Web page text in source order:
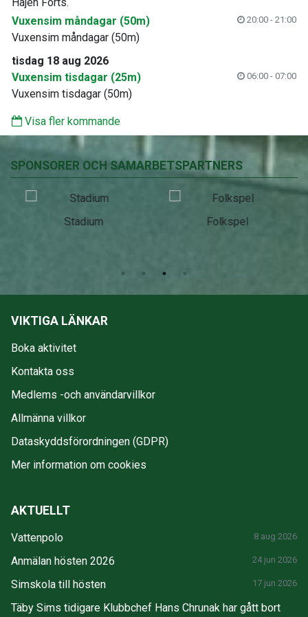
Vuxensim måndagar (50m)
20:00 - 21:00
Vuxensim måndagar (50m)
tisdag 18 aug 2026
Vuxensim tisdagar (25m)
06:00 - 07:00
Vuxensim tisdagar (50m)
Visa fler kommande
SPONSORER OCH SAMARBETSPARTNERS
Stadium Folkspel
VIKTIGA LÄNKAR
Boka aktivitet
Kontakta oss
Medlems -och användarvillkor
Allmänna villkor
Dataskyddsförordningen (GDPR)
Mer information om cookies
AKTUELLT
Vattenpolo 8 aug 2026
Anmälan hösten 2026 24 jun 2026
Simskola till hösten 17 jun 2026
Täby Sims tidigare Klubbchef Hans Chrunak har gått bort